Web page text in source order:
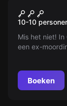
Nieuw
The
10-10
Mis het niet!
een ex-
ontdek wie de
Boeken